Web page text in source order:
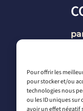
Pour offrir les
pour stocker et/ou
technologies nous
ou les ID uniques sur
avoir un effet négatif